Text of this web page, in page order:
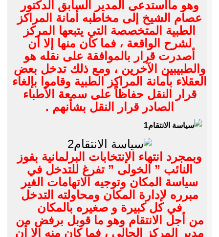
وهو مااستدعى المدير السابق الدكتور
عصام الشيخ إلى مخاطبه أمانة المراكز
الطبية المتخصصة التي يتبعها المركز
لشرح الواقعة ، فما كان منها إلا أن
أصدرت قرار بالموافقة على نقله هو
والطبيبين الآخرين ، ومع ذلك تدخل بعض
العقلاء بأمانة المراكز الطبية وقاموا بإلغاء
قرار النقل حفاظاً على سمعة الأطباء
الصادر قرار النقل بشأنهم .
وبمجرد انتهاء الإنتخابات البرلمانية بفوز
النائب ” الخولى ” تفرغ للتدخل في
سياسة المكان وتوجيه الاتهامات الغير
مبرره لإدارة المكان ومحاولته التدخل
في كل كبيرة و صغيره بالمكان
من أجل الانتقام وهو ما قوبل برفض من
مدير المركز الحالي ، فما كان منه إلا أن